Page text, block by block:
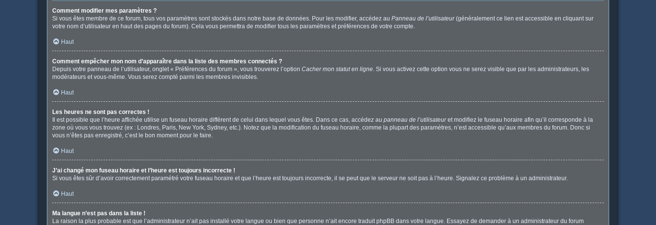
Comment modifier mes paramètres ?
Si vous êtes membre de ce forum, tous vos paramètres sont stockés dans notre base de données. Pour les modifier, accédez au Panneau de l’utilisateur(généralement ce lien est accessible en cliquant sur
votre nom d’utilisateur en haut des pages du forum). Cela vous permettra de modifier tous les paramètres et préférences de votre compte.
Haut
Comment empêcher mon nom d’apparaître dans la liste des membres connectés ?
Depuis votre panneau de l’utilisateur, onglet « Préférences du forum », vous trouverez l’option Cacher mon statut en ligne. Si vous activez cette option vous ne serez visible que par les administrateurs, les
modérateurs et vous-même. Vous serez compté parmi les membres invisibles.
Haut
Les heures ne sont pas correctes !
Il est possible que l’heure affichée utilise un fuseau horaire différent de celui dans lequel vous êtes. Dans ce cas, accédez au panneau de l’utilisateuret modifiez le fuseau horaire afin qu’il corresponde à la
zone où vous vous trouvez (ex : Londres, Paris, New York, Sydney, etc.). Notez que la modification du fuseau horaire, comme la plupart des paramètres, n’est accessible qu’aux membres du forum. Donc si
vous n’êtes pas enregistré, c’est le bon moment pour le faire.
Haut
J’ai changé mon fuseau horaire et l’heure est toujours incorrecte !
Si vous êtes sûr d’avoir correctement paramétré votre fuseau horaire et que l’heure est toujours incorrecte, il se peut que le serveur ne soit pas à l’heure. Signalez ce problème à un administrateur.
Haut
Ma langue n’est pas dans la liste !
La raison la plus probable est que l’administrateur n’ait pas installé votre langue ou bien que personne n’ait encore traduit phpBB dans votre langue. Essayez de demander à un administrateur du forum